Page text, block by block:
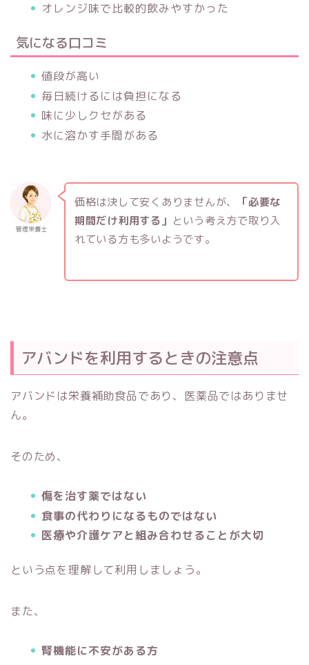
オレンジ味で比較的飲みやすかった
気になる口コミ
値段が高い
毎日続けるには負担になる
味に少しクセがある
水に溶かす手間がある
管理栄養士
価格は決して安くありませんが、
「必要な
期間だけ利用する」 という考え方で取り入
れている方も多いようです。
アバンドを利用するときの注意点
アバンドは栄養補助食品であり、医薬品ではありませ
ん。
そのため、
傷を治す薬ではない
食事の代わりになるものではない
医療や介護ケアと組み合わせることが大切
という点を理解して利用しましょう。
また、
腎機能に不安がある方